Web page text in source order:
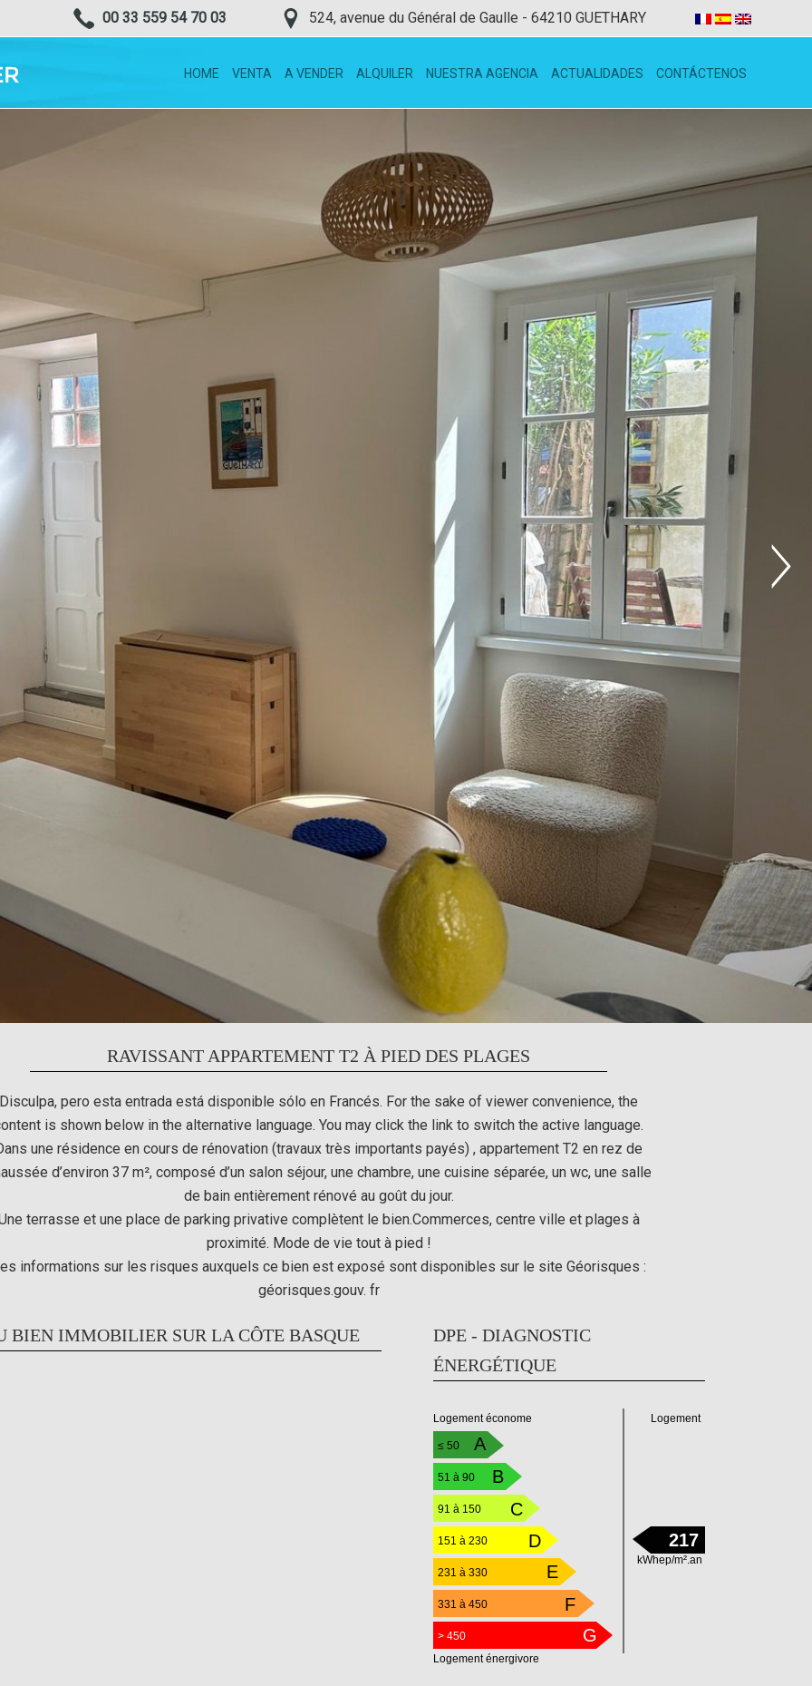
00 33 559 54 70 03 524, avenue du Général de Gaulle - 64210 GUETHARY
HOME VENTA A VENDER ALQUILER NUESTRA AGENCIA ACTUALIDADES CONTÁCTENOS
RAVISSANT APPARTEMENT T2 À PIED DES PLAGES
Disculpa, pero esta entrada está disponible sólo en Francés. For the sake of viewer convenience, the
is shown below in the alternative language. You may click the link to switch the active language.
une résidence en cours de rénovation (travaux très importants payés) , appartement T2 en rez de
d’environ 37 m², composé d’un salon séjour, une chambre, une cuisine séparée, un wc, une salle
de bain entièrement rénové au goût du jour.
terrasse et une place de parking privative complètent le bien.Commerces, centre ville et plages à
proximité. Mode de vie tout à pied !
informations sur les risques auxquels ce bien est exposé sont disponibles sur le site Géorisques :
géorisques.gouv. fr
BIEN IMMOBILIER SUR LA CÔTE BASQUE
DPE - DIAGNOSTIC
ÉNERGÉTIQUE
A
B
C
D
E
F
G
Logement économe Logement
Logement énergivore
≤ 50
51 à 90
91 à 150
151 à 230
231 à 330
331 à 450
> 450
217
kWhep/m².an